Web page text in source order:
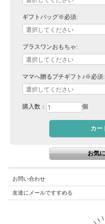
ギフトバッグ※必須:
プラスワンおもちゃ:
ママへ贈るプチギフト♪※必須:
購入数： 個
お問い合わせ
友達にメールですすめる